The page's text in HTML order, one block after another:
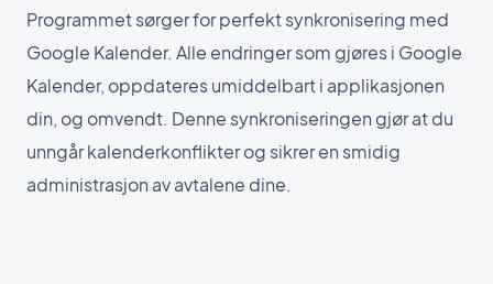
Programmet sørger for perfekt synkronisering med
Google Kalender. Alle endringer som gjøres i Google
Kalender, oppdateres umiddelbart i applikasjonen
din, og omvendt. Denne synkroniseringen gjør at du
unngår kalenderkonflikter og sikrer en smidig
administrasjon av avtalene dine.